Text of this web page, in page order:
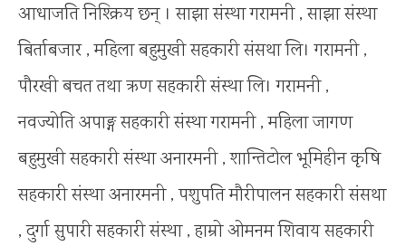
आधाजति निश्क्रिय छन् । साझा संस्था गरामनी , साझा संस्था
बिर्ताबजार , महिला बहुमुखी सहकारी संसथा लि। गरामनी ,
पौरखी बचत तथा ऋण सहकारी संस्था लि। गरामनी ,
नवज्योति अपाङ्ग सहकारी संस्था गरामनी , महिला जागण
बहुमुखी सहकारी संस्था अनारमनी , शान्तिटोल भूमिहीन कृषि
सहकारी संस्था अनारमनी , पशुपति मौरीपालन सहकारी संसथा
, दुर्गा सुपारी सहकारी संस्था , हाम्रो ओमनम शिवाय सहकारी